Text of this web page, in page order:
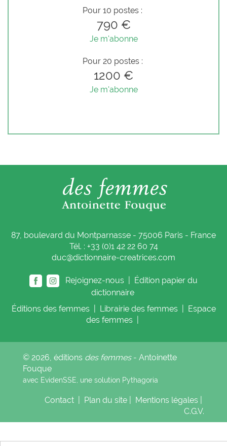
Pour 10 postes :
790 €
Je m'abonne
Pour 20 postes :
1200 €
Je m'abonne
87, boulevard du Montparnasse - 75006 Paris - France
Tél. : +33 (0)1 42 22 60 74
duc@dictionnaire-creatrices.com
Rejoignez-nous |
Édition papier du
dictionnaire
Éditions des femmes Librairie des femmes
Espace
des femmes
© 2026, éditions des femmes- Antoinette
Fouque
avec EvidenSSE, une solution Pythagoria
Contact Plan du site Mentions légales
C.G.V.